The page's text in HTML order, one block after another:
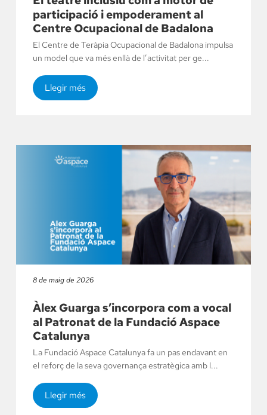
participació i empoderament al
Centre Ocupacional de Badalona
El Centre de Teràpia Ocupacional de Badalona impulsa
un model que va més enllà de l’activitat per ge...
Llegir més
8 de maig de 2026
Àlex Guarga s’incorpora com a vocal
al Patronat de la Fundació Aspace
Catalunya
La Fundació Aspace Catalunya fa un pas endavant en
el reforç de la seva governança estratègica amb l...
Llegir més